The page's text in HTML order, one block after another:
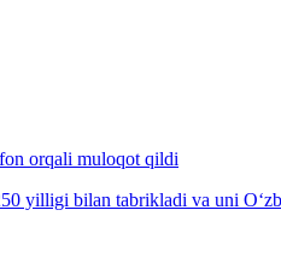
orqali muloqot qildi
yilligi bilan tabrikladi va uni